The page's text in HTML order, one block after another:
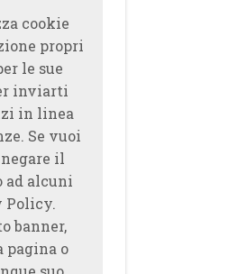
cookie
propri
le sue
inviarti
in linea
Se vuoi
il
ad alcuni
Policy.
banner,
pagina o